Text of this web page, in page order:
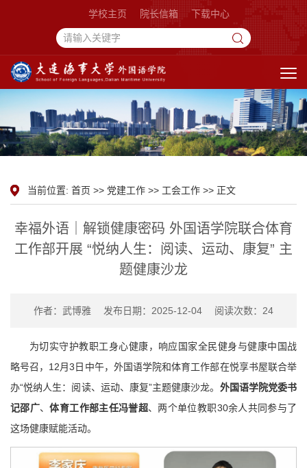
学校主页 院长信箱 下载中心
当前位置: 首页 >> 党建工作 >> 工会工作 >> 正文
幸福外语｜解锁健康密码 外国语学院联合体育
工作部开展 “悦纳人生：阅读、运动、康复” 主
题健康沙龙
作者：武博雅 发布日期：2025-12-04 阅读次数： 24
为切实守护教职工身心健康，响应国家全民健身与健康中国战
略号召，12月3日中午，外国语学院和体育工作部在悦享书屋联合举
办“悦纳人生：阅读、运动、康复”主题健康沙龙。 外国语学院党委书
记邵广、体育工作部主任冯誉超、两个单位教职30余人共同参与了
这场健康赋能活动。